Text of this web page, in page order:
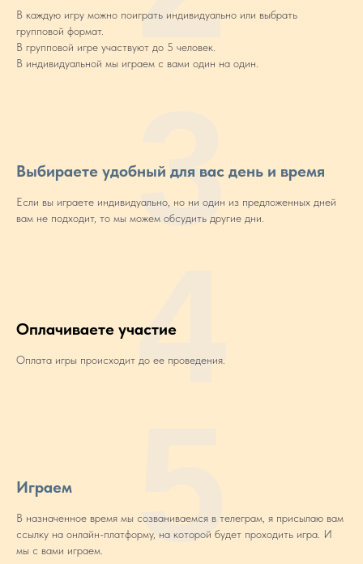
В каждую игру можно поиграть индивидуально или выбрать
групповой формат.
В групповой игре участвуют до 5 человек.
В индивидуальной мы играем с вами один на один.
Выбираете удобный для вас день и время
Если вы играете индивидуально, но ни один из предложенных дней
вам не подходит, то мы можем обсудить другие дни.
3
Оплачиваете участие
Оплата игры происходит до ее проведения.
4
Играем
В назначенное время мы созваниваемся в телеграм, я присылаю вам
ссылку на онлайн-платформу, на которой будет проходить игра. И
мы с вами играем.
5